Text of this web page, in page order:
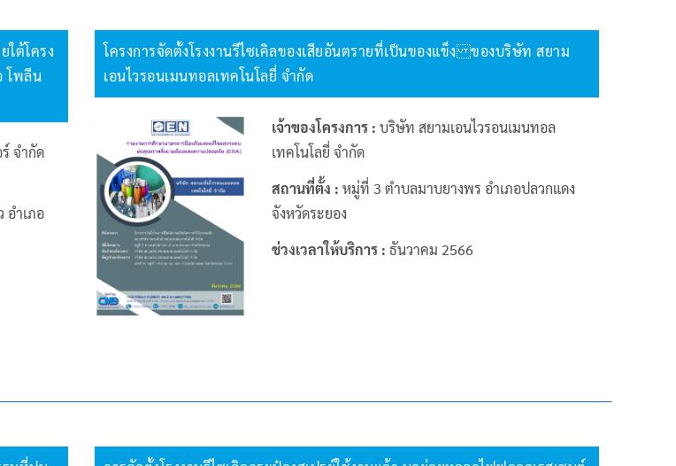
ต้โครง
โพลีน
จำกัด
อำเภอ
โครงการจัดตั้งโรงงานรีไซเคิลของเสียอันตรายที่เป็นของแข็ง ของบริษัท สยาม
เอนไวรอนเมนทอลเทคโนโลยี่ จำกัด
เจ้าของโครงการ : บริษัท สยามเอนไวรอนเมนทอล
เทคโนโลยี่ จำกัด
สถานที่ตั้ง : หมู่ที่ 3 ตำบลมาบยางพร อำเภอปลวกแดง
จังหวัดระยอง
ช่วงเวลาให้บริการ : ธันวาคม 2566